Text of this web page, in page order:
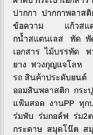
ปากกา ปากกาพลาส
ข้อความ แก้วสแตน
กน้ำสแตนเลส พัด
เอกสาร ไม้บรรทัด
ยาง พวงกุญแจโลห
รถ สินค้าประดับยน
ออมสินพลาสติก กระ
แฟ้มสอด งานPP
ร่มพับ ร่มกอล์ฟ ร่ม2
กระดาษ สมุดโน๊ต ส